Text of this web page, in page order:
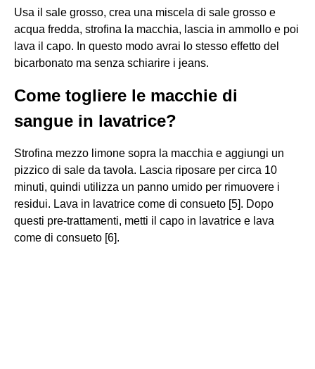
Usa il sale grosso, crea una miscela di sale grosso e
acqua fredda, strofina la macchia, lascia in ammollo e poi
lava il capo. In questo modo avrai lo stesso effetto del
bicarbonato ma senza schiarire i jeans.
Come togliere le macchie di
sangue in lavatrice?
Strofina mezzo limone sopra la macchia e aggiungi un
pizzico di sale da tavola. Lascia riposare per circa 10
minuti, quindi utilizza un panno umido per rimuovere i
residui. Lava in lavatrice come di consueto [5]. Dopo
questi pre-trattamenti, metti il capo in lavatrice e lava
come di consueto [6].